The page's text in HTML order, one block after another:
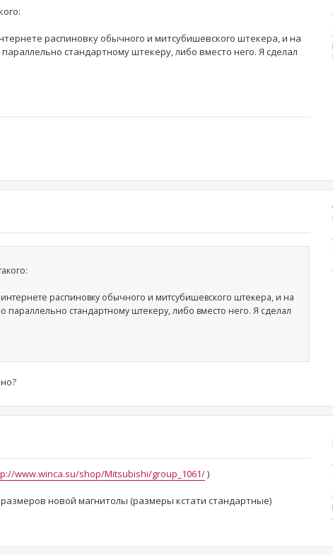
распиновку обычного и митсубишевского штекера, и на
стандартному штекеру, либо вместо него. Я сделал
распиновку обычного и митсубишевского штекера, и на
стандартному штекеру, либо вместо него. Я сделал
www.winca.su/shop/Mitsubishi/group_1061/)
новой магнитолы (размеры кстати стандартные)